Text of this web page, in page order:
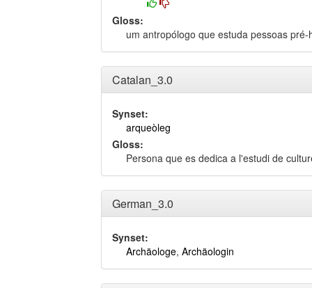
Gloss:
um antropólogo que estuda pessoas
Catalan_3.0
Synset:
arqueòleg
Gloss:
Persona que es dedica a l'estudi de
German_3.0
Synset:
Archäologe, Archäologin